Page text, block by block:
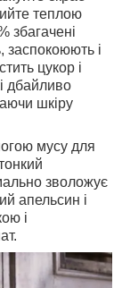
теплою
збагачені
заспокоюють і
цукор і
дбайливо
шкіру
мусу для
зволожує
апельсин і
і